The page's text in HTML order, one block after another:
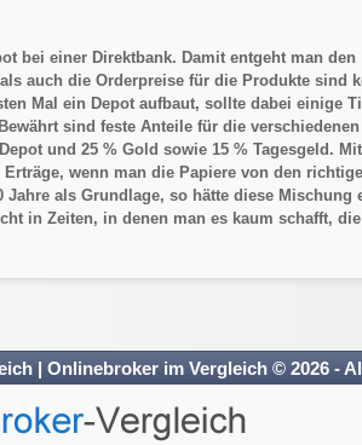
bei einer Direktbank. Damit entgeht man
auch die Orderpreise für die Produkte sind
Mal ein Depot aufbaut, sollte dabei einige
sind feste Anteile für die
und 25 % Gold sowie 15 % Tagesgeld.
wenn man die Papiere von den
Jahre als Grundlage, so hätte diese Mischung
in Zeiten, in denen man es kaum schafft,
| Onlinebroker im Vergleich © 2026 -